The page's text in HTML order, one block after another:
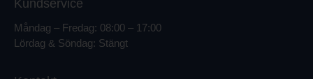
Kundservice
Måndag – Fredag: 08:00 – 17:00
Lördag & Söndag: Stängt